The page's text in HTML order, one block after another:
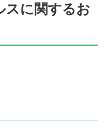
スに関するお